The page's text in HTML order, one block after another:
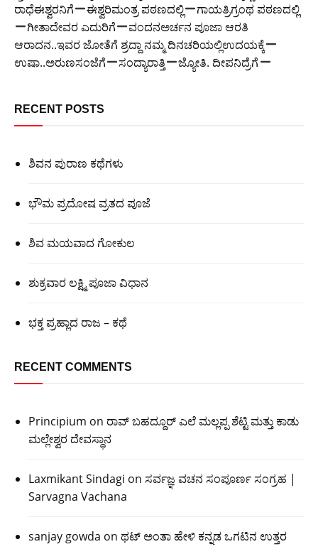
ರಾಧೆಈಶ್ವರನಿಗೆ
ಈಶ್ವರಿಮಂತ್ರ ಪಠಣದಲ್ಲಿ
ಗಾಯತ್ರಿಗ್ರಂಥ ಪಠಣದಲ್ಲಿ
ಗೀತಾದೇವರ ಎದುರಿಗೆ
ವಂದನಅರ್ಚನ ಪೂಜಾ ಆರತಿ
ಆರಾದನ..ಇವರ ಜೋತೆಗೆ ಶ್ರದ್ದಾ ನಮ್ಮ ದಿನಚರಿಯಲ್ಲಿಉದಯಕ್ಕೆ
ಉಷಾ..ಅರುಣಸಂಜೆಗೆ
ಸಂದ್ಯಾರಾತ್ತಿ ಜ್ಯೋತಿ. ದೀಪನಿದ್ರೆಗೆ
RECENT POSTS
ಶಿವನ ಪುರಾಣ ಕಥೆಗಳು
ಭೌಮ ಪ್ರದೋಷ ವ್ರತದ ಪೂಜೆ
ಶಿವ ಮಯವಾದ ಗೋಕುಲ
ಶುಕ್ರವಾರ ಲಕ್ಷ್ಮಿ ಪೂಜಾ ವಿಧಾನ
ಭಕ್ತ ಪ್ರಹ್ಲಾದ ರಾಜ – ಕಥೆ
RECENT COMMENTS
Principium on ರಾವ್ ಬಹದ್ದೂರ್ ಎಲೆ ಮಲ್ಲಪ್ಪ ಶೆಟ್ಟಿ ಮತ್ತು ಕಾಡು
ಮಲ್ಲೇಶ್ವರ ದೇವಸ್ಥಾನ
Laxmikant Sindagi on ಸರ್ವಜ್ಞ ವಚನ ಸಂಪೂರ್ಣ ಸಂಗ್ರಹ |
Sarvagna Vachana
sanjay gowda on ಥಟ್ ಅಂತಾ ಹೇಳಿ ಕನ್ನಡ ಒಗಟಿನ ಉತ್ತರ